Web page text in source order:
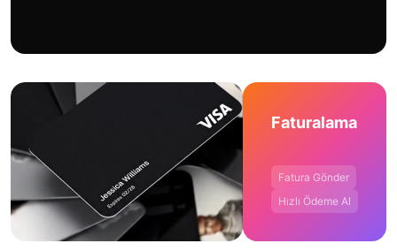
Faturalama
Fatura Gönder
Hızlı Ödeme Al